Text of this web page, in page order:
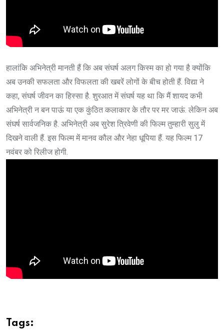
हालांकि अभिनेत्री मानती हैं कि अब संघर्ष अलग किस्म का हो गया है क्योंकि
अब उनकी सफलता और विफलता की खबरें लोगों के बीच होती हैं. विद्या ने
कहा, संघर्ष जीवन का हिस्सा है. शुरआत में संघर्ष यह था कि मैं शायद कभी
अभिनेत्री न बन पाऊं या एक कुंठित कलाकार के तौर पर मर जाऊं. लेकिन अब
संघर्ष सार्वजनिक है. अभिनेत्री अब सुरेश त्रिवेणी की फिल्म तुम्हारी सुलु में
दिखने वाली हैं. इस फिल्म में मानव कौल और नेहा धूपिया हैं. यह फिल्म 17
नवंबर को रिलीज होगी.
Tags: